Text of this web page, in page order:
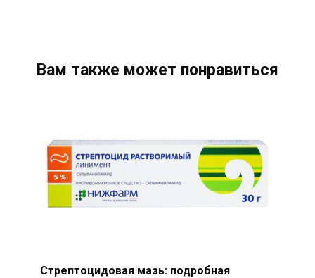
Вам также может понравиться
Стрептоцидовая мазь: подробная